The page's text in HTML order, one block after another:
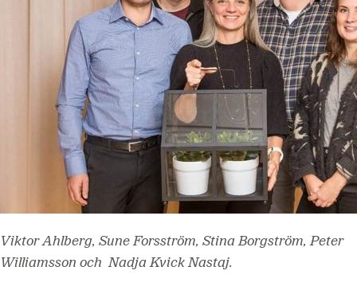
Viktor Ahlberg, Sune Forsström, Stina Borgström, Peter
Williamsson och Nadja Kvick Nastaj.